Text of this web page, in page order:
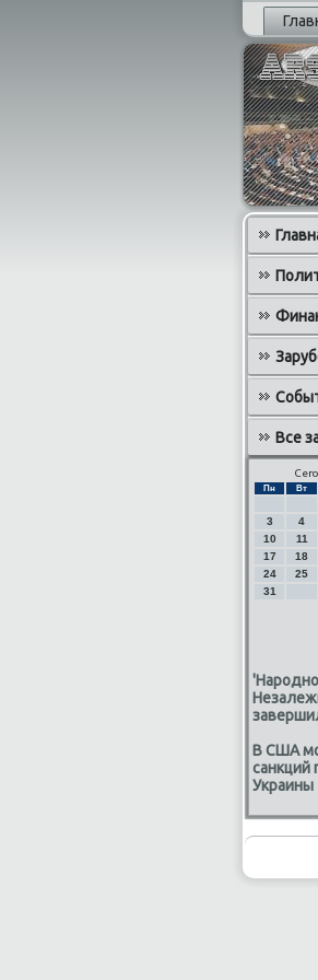
Все
Пн Вт
3
4
10
11
17
18
24
25
31
В США
санкций
Украины